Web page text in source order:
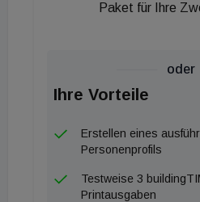
Paket für Ihre
oder
Ihre Vorteile
Erstellen eines
Personenprofils
Testweise 3
Printausgaben